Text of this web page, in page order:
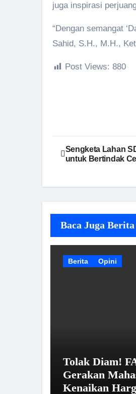
juga inspirasi
“Dengan semangat
Sahid, S.H., M.H.,
Post Views: 880
Navigasi
pos
Sengketa Lahan
untuk Bertindak
Baca Juga
Berita Opini
Tolak Diam!
Gerakan
Kenaikan